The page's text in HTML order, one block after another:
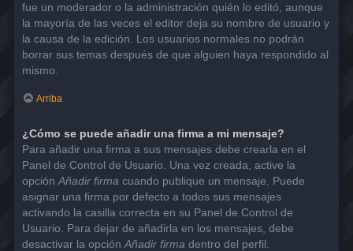
fue un moderador o la administración quién lo editó, aunque
la mayoría de las veces el editor deja su nombre de usuario y
la causa de la edición. Los usuarios normales no podrán
borrar sus temas después de que alguien haya respondido al
mismo.
Arriba
¿Cómo se puede añadir una firma a mi mensaje?
Para añadir una firma a sus mensajes debe crearla en el
Panel de Control de Usuario. Una vez creada, active la
opción Añadir firma cuando publique un mensaje. Puede
asignar una firma por defecto a todos sus mensajes
activando la casilla correcta en su Panel de Control de
Usuario. Para dejar de añadirla en los mensajes, debe
desactivar la opción Añadir firma dentro del perfil.